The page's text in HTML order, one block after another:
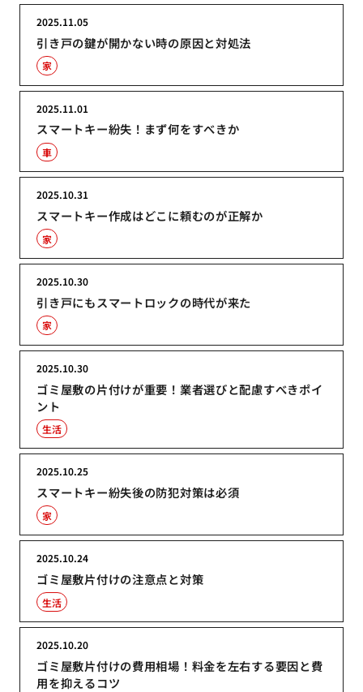
引き戸の鍵が開かない時の原因と対処法
2025.11.05
家
スマートキー紛失！まず何をすべきか
2025.11.01
車
スマートキー作成はどこに頼むのが正解か
2025.10.31
家
引き戸にもスマートロックの時代が来た
2025.10.30
家
ゴミ屋敷の片付けが重要！業者選びと配慮すべきポイ
ント
2025.10.30
生活
スマートキー紛失後の防犯対策は必須
2025.10.25
家
ゴミ屋敷片付けの注意点と対策
2025.10.24
生活
ゴミ屋敷片付けの費用相場！料金を左右する要因と費
用を抑えるコツ
2025.10.20